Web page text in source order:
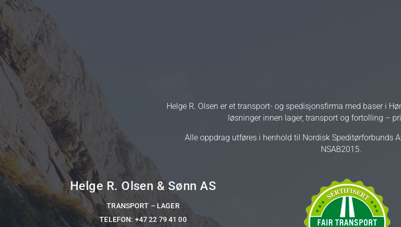
Helge R. Olsen er et transport- og spedisjonsfirma med baser i
løsninger innen lager, transport og fortolling –
Alle oppdrag utføres i henhold til Nordisk Speditørforbunds
NSAB2015.
Helge R. Olsen & Sønn AS
TRANSPORT – LAGER
TELEFON: +47 22 79 41 00